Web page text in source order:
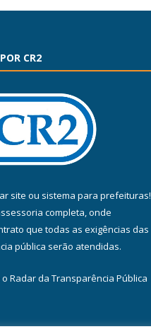
CR2
site ou sistema para prefeituras!
completa, onde
que todas as exigências das
pública serão atendidas.
o Radar da Transparência Pública